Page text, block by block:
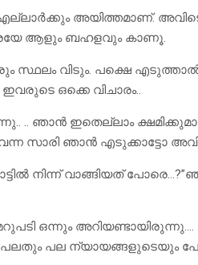
അയിത്തമാണ്.
ആളും ബഹളവും കാണൂ.
സ്ഥലം വിടും. പക്ഷെ
ഒക്കെ വിചാരം..
.. ഞാൻ ഇതെല്ലാം
സാരി ഞാൻ എടുക്കാട്ടോ
നിന്ന് വാങ്ങിയത്
ഒന്നും
പലതും പല ന്യായങ്ങളുടെയും